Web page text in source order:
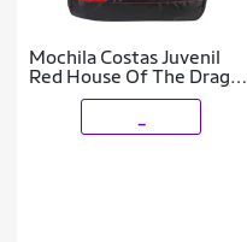
Mochila Costas Juvenil
Red House Of The Dragon
Escolar Dermiwill